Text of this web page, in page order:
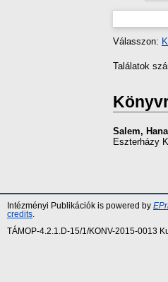
Válasszon:
Találatok
Salem,
Eszterházy
Intézményi Publikációk is powered by
credits
TÁMOP-4.2.1.D-15/1/KONV-2015-0013